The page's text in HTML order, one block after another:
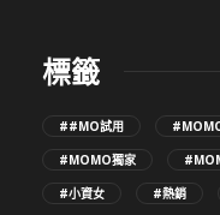
標籤
##MO試用
#MOMO獨家
#小資女
#熱銷